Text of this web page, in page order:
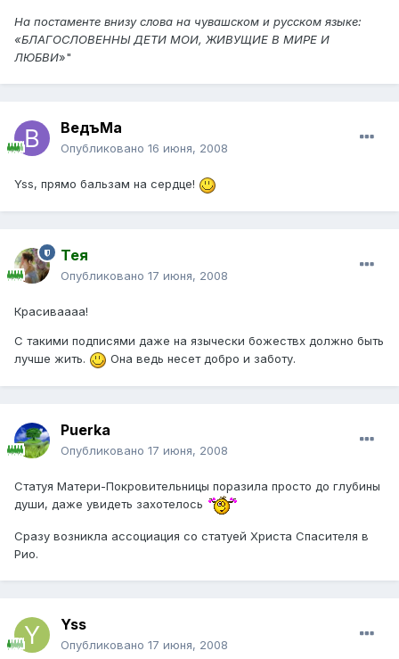
На постаменте внизу слова на чувашском и русском языке:
«БЛАГОСЛОВЕННЫ ДЕТИ МОИ, ЖИВУЩИЕ В МИРЕ И
ЛЮБВИ»"
ВедъМа
Опубликовано 16 июня, 2008
Yss, прямо бальзам на сердце!
Тея
Опубликовано 17 июня, 2008
Красиваааа!
С такими подписями даже на язычески божествх должно быть
лучше жить.
Она ведь несет добро и заботу.
Puerka
Опубликовано 17 июня, 2008
Статуя Матери-Покровительницы поразила просто до глубины
души, даже увидеть захотелось
Сразу возникла ассоциация со статуей Христа Спасителя в
Рио.
Yss
Опубликовано 17 июня, 2008